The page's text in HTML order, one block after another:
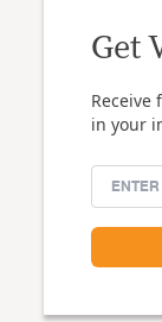
Get
Receive
in your